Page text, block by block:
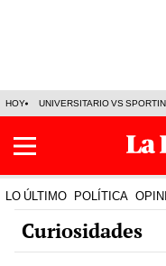
HOY UNIVERSITARIO VS
LO ÚLTIMO POLÍTICA
Curiosidades